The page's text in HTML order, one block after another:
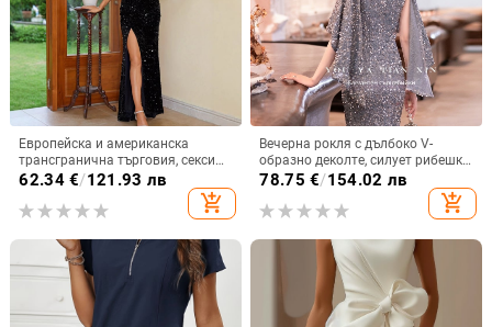
Европейска и американска
трансгранична търговия, секси
рокля с висок цепка и пайети,
презрамки, модна вечерна рокля,
62.34€/121.93 лв
add_shopping_cart
Вечерна рокля с дълбоко V-
образно деколте, силует рибешка
опашка, без ръкави, дълга пола,
78.75 €/154.02 лв
add_shopping_cart